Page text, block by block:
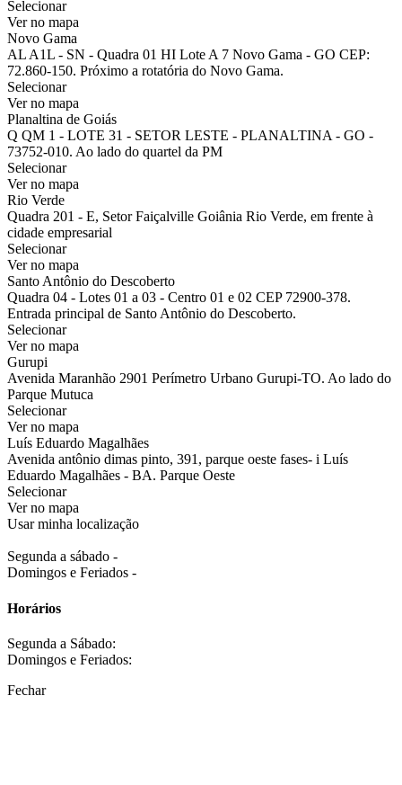
Selecionar
Ver no mapa
Novo Gama
AL A1L - SN - Quadra 01 HI Lote A 7 Novo Gama - GO CEP:
72.860-150. Próximo a rotatória do Novo Gama.
Selecionar
Ver no mapa
Planaltina de Goiás
Q QM 1 - LOTE 31 - SETOR LESTE - PLANALTINA - GO -
73752-010. Ao lado do quartel da PM
Selecionar
Ver no mapa
Rio Verde
Quadra 201 - E, Setor Faiçalville Goiânia Rio Verde, em frente à
cidade empresarial
Selecionar
Ver no mapa
Santo Antônio do Descoberto
Quadra 04 - Lotes 01 a 03 - Centro 01 e 02 CEP 72900-378.
Entrada principal de Santo Antônio do Descoberto.
Selecionar
Ver no mapa
Gurupi
Avenida Maranhão 2901 Perímetro Urbano Gurupi-TO. Ao lado do
Parque Mutuca
Selecionar
Ver no mapa
Luís Eduardo Magalhães
Avenida antônio dimas pinto, 391, parque oeste fases- i Luís
Eduardo Magalhães - BA. Parque Oeste
Selecionar
Ver no mapa
Usar minha localização
Segunda a sábado -
Domingos e Feriados -
Horários
Segunda a Sábado:
Domingos e Feriados:
Fechar